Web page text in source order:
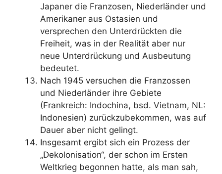
Japaner die Franzosen, Niederländer und
Amerikaner aus Ostasien und
versprechen den Unterdrückten die
Freiheit, was in der Realität aber nur
neue Unterdrückung und Ausbeutung
bedeutet.
Nach 1945 versuchen die Franzossen
und Niederländer ihre Gebiete
(Frankreich: Indochina, bsd. Vietnam, NL:
Indonesien) zurückzubekommen, was auf
Dauer aber nicht gelingt.
Insgesamt ergibt sich ein Prozess der
„Dekolonisation“, der schon im Ersten
Weltkrieg begonnen hatte, als man sah,